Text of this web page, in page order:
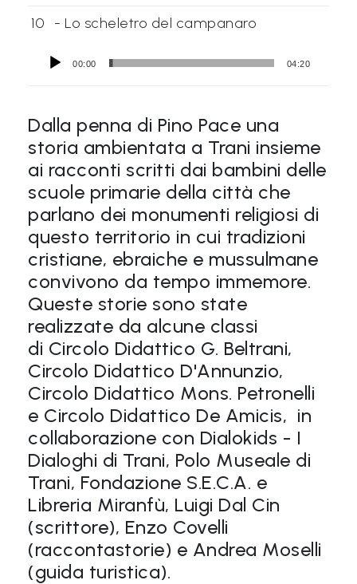
10 - Lo scheletro del campanaro
00:00 04:20
Dalla penna di Pino Pace una
storia ambientata a Trani insieme
ai racconti scritti dai bambini delle
scuole primarie della città che
parlano dei monumenti religiosi di
questo territorio in cui tradizioni
cristiane, ebraiche e mussulmane
convivono da tempo immemore.
Queste storie sono state
realizzate da alcune classi
di Circolo Didattico G. Beltrani,
Circolo Didattico D'Annunzio,
Circolo Didattico Mons. Petronelli
e Circolo Didattico De Amicis, in
collaborazione con Dialokids - I
Dialoghi di Trani, Polo Museale di
Trani, Fondazione S.E.C.A. e
Libreria Miranfù, Luigi Dal Cin
(scrittore), Enzo Covelli
(raccontastorie) e Andrea Moselli
(guida turistica).